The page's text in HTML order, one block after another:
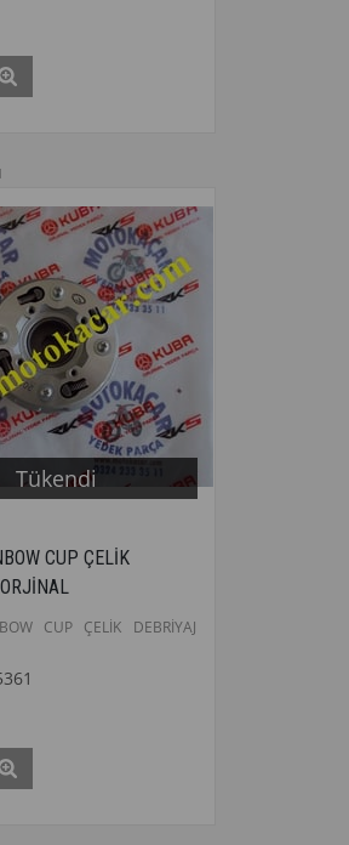
Tükendi
CUP ÇELİK
CUP ÇELİK DEBRİYAJ